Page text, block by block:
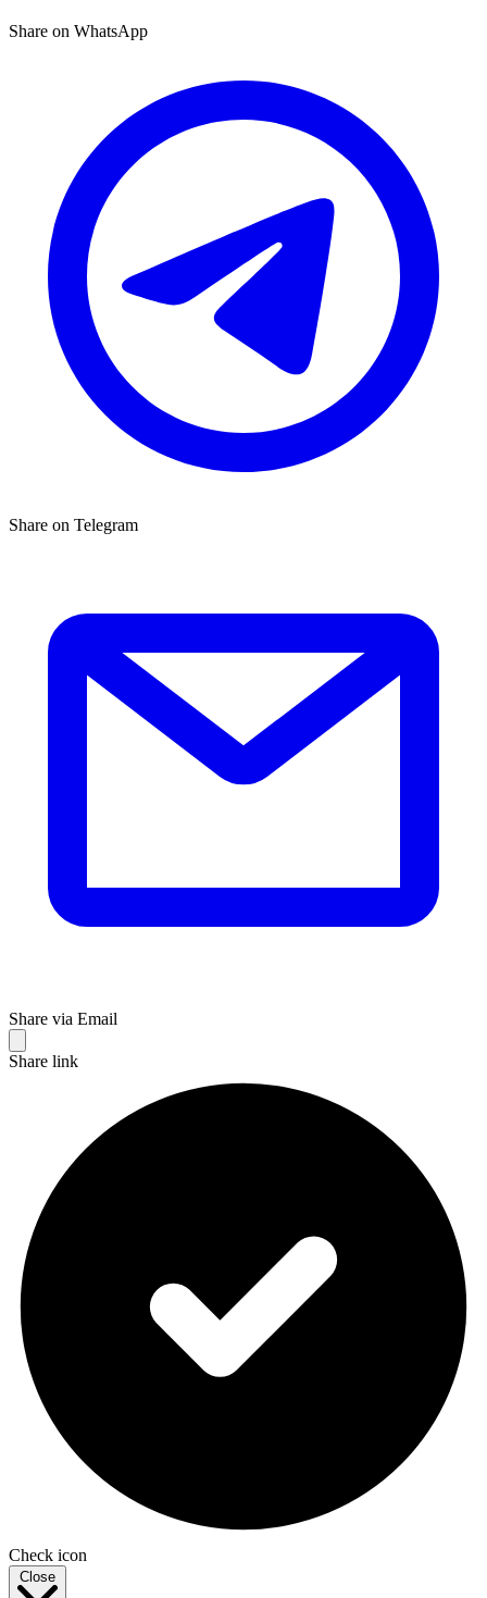
Share on WhatsApp
Share on Telegram
Share via Email
Share link
Check icon
Close